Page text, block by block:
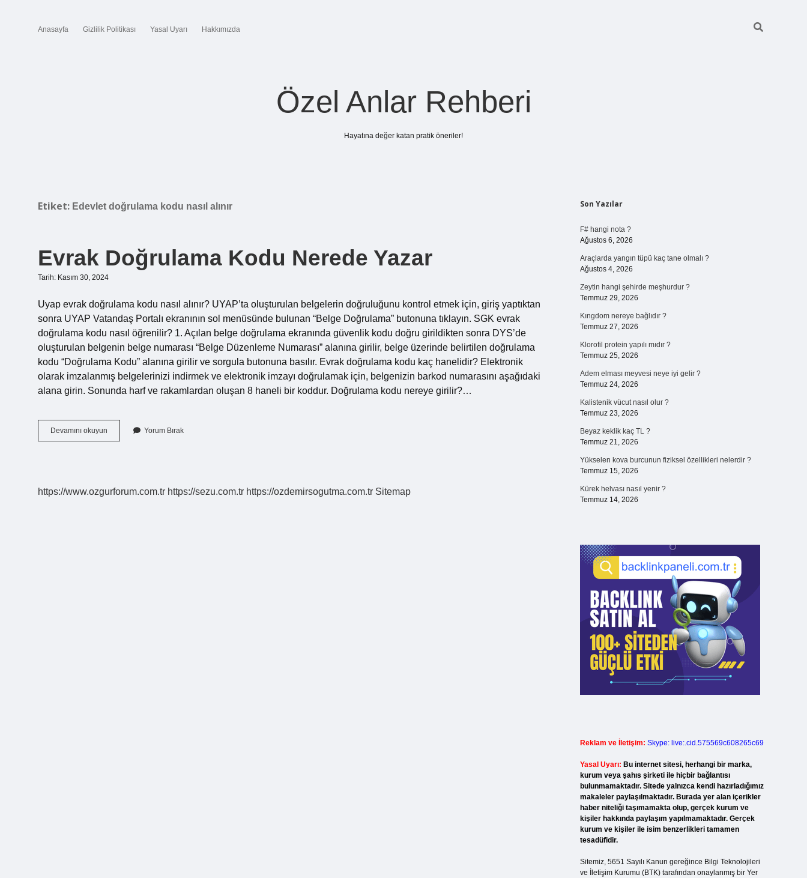
Anasayfa Gizlilik Politikası Yasal Uyarı Hakkımızda
Özel Anlar Rehberi
Hayatına değer katan pratik öneriler!
Etiket: Edevlet doğrulama kodu nasıl alınır
Evrak Doğrulama Kodu Nerede Yazar
Tarih: Kasım 30, 2024
Uyap evrak doğrulama kodu nasıl alınır? UYAP’ta oluşturulan belgelerin doğruluğunu kontrol etmek için, giriş yaptıktan
sonra UYAP Vatandaş Portalı ekranının sol menüsünde bulunan “Belge Doğrulama” butonuna tıklayın. SGK evrak
doğrulama kodu nasıl öğrenilir? 1. Açılan belge doğrulama ekranında güvenlik kodu doğru girildikten sonra DYS’de
oluşturulan belgenin belge numarası “Belge Düzenleme Numarası” alanına girilir, belge üzerinde belirtilen doğrulama
kodu “Doğrulama Kodu” alanına girilir ve sorgula butonuna basılır. Evrak doğrulama kodu kaç hanelidir? Elektronik
olarak imzalanmış belgelerinizi indirmek ve elektronik imzayı doğrulamak için, belgenizin barkod numarasını aşağıdaki
alana girin. Sonunda harf ve rakamlardan oluşan 8 haneli bir koddur. Doğrulama kodu nereye girilir?…
Devamını okuyun
Doğrulama
Yorum Bırak
https://www.ozgurforum.com.tr https://sezu.com.tr https://ozdemirsogutma.com.tr Sitemap
Sidebar
Son Yazılar
F# hangi nota ?
Ağustos 6, 2026
Araçlarda yangın tüpü kaç tane olmalı ?
Ağustos 4, 2026
Zeytin hangi şehirde meşhurdur ?
Temmuz 29, 2026
Kıngdom nereye bağlıdır ?
Temmuz 27, 2026
Klorofil protein yapılı mıdır ?
Temmuz 25, 2026
Adem elması meyvesi neye iyi gelir ?
Temmuz 24, 2026
Kalistenik vücut nasıl olur ?
Temmuz 23, 2026
Beyaz keklik kaç TL ?
Temmuz 21, 2026
Yükselen kova burcunun fiziksel özellikleri nelerdir ?
Temmuz 15, 2026
Kürek helvası nasıl yenir ?
Temmuz 14, 2026
Reklam ve İletişim: Skype: live:.cid.575569c608265c69
Yasal Uyarı: Bu internet sitesi, herhangi bir marka,
kurum veya şahıs şirketi ile hiçbir bağlantısı
bulunmamaktadır. Sitede yalnızca kendi hazırladığımız
makaleler paylaşılmaktadır. Burada yer alan içerikler
haber niteliği taşımamakta olup, gerçek kurum ve
kişiler hakkında paylaşım yapılmamaktadır. Gerçek
kurum ve kişiler ile isim benzerlikleri tamamen
tesadüfidir.
Sitemiz, 5651 Sayılı Kanun gereğince Bilgi Teknolojileri
ve İletişim Kurumu (BTK) tarafından onaylanmış bir Yer